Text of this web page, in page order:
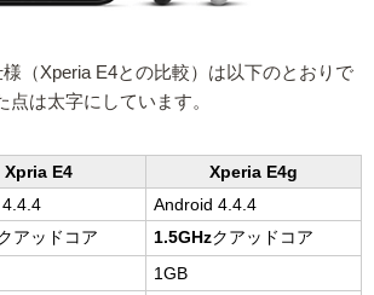
（Xperia E4との比較）は以下のとおりで
は太字にしています。
Xpria E4
Xperia E4g
Android 4.4.4
アッドコア 1.5GHzクアッドコア
1GB